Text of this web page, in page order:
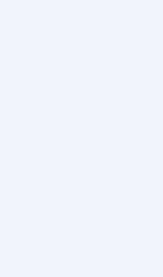
мы не
не